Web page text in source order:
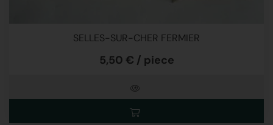
SELLES-SUR-CHER FERMIER
5,50 € / piece